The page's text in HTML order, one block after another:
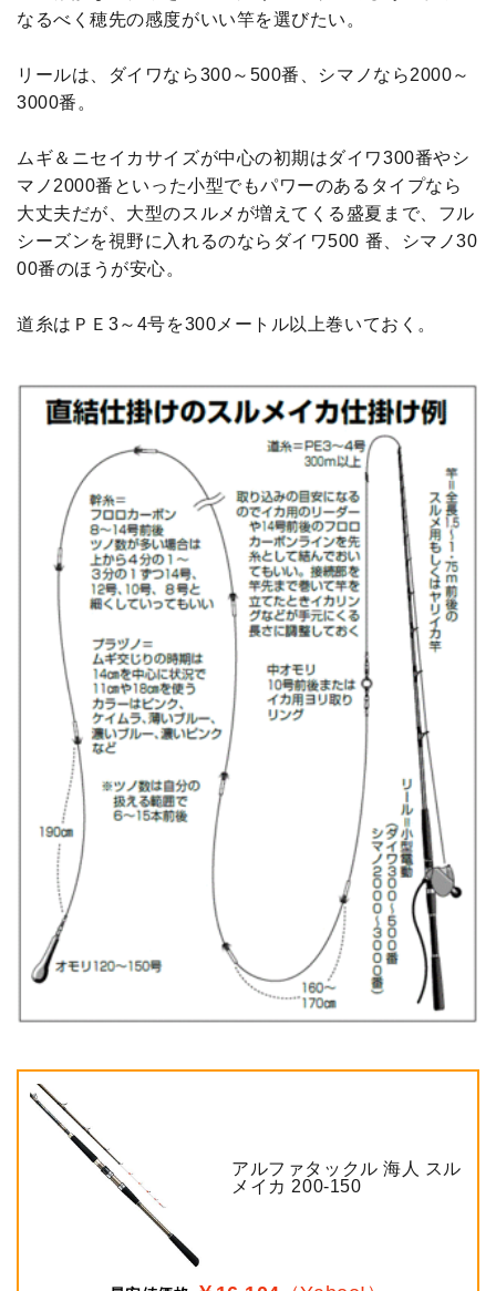
なるべく穂先の感度がいい竿を選びたい。
リールは、ダイワなら300～500番、シマノなら2000～
3000番。
ムギ＆ニセイカサイズが中心の初期はダイワ300番やシ
マノ2000番といった小型でもパワーのあるタイプなら
大丈夫だが、大型のスルメが増えてくる盛夏まで、フル
シーズンを視野に入れるのならダイワ500 番、シマノ30
00番のほうが安心。
道糸はＰＥ3～4号を300メートル以上巻いておく。
アルファタックル 海人 スル
メイカ 200-150